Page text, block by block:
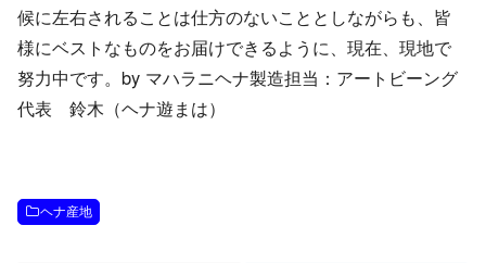
候に左右されることは仕方のないこととしながらも、皆
様にベストなものをお届けできるように、現在、現地で
努力中です。by マハラニヘナ製造担当：アートビーング
代表 鈴木（ヘナ遊まは）
ヘナ産地